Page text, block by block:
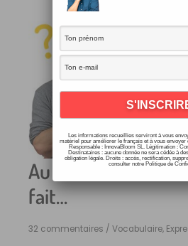
Au fait, en fait, en
fait…
32 commentaires /Vocabulaire,
Les informations recueillies serviront à vous
matériel pour améliorer le français et à vous
Responsable : InnovaBloom SL. Légitimation :
Destinataires : aucune donnée ne sera cédée à
obligation légale. Droits : accès, rectification,
consulter notre Politique de